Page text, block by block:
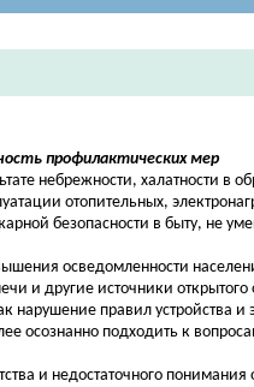
профилактических мер
небрежности, халатности в
отопительных,
безопасности в быту, не
осведомленности
и другие источники открытого
правил устройства и
осознанно подходить к
и недостаточного понимания